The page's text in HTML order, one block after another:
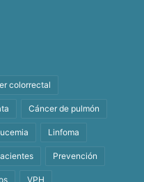
colorrectal
Cáncer de pulmón
Linfoma
Prevención
VPH